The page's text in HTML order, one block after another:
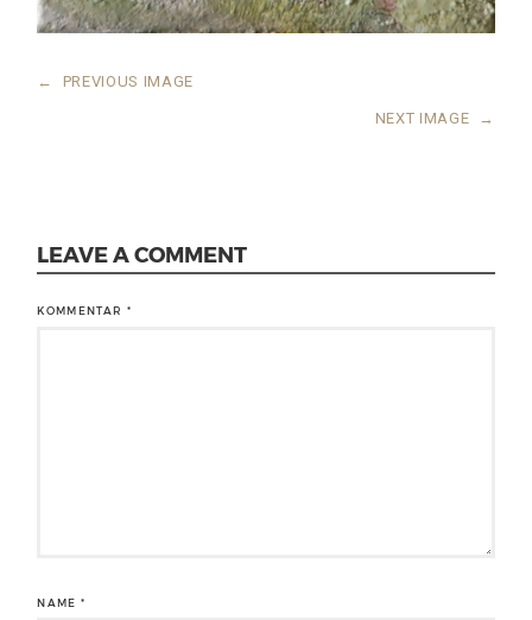
← PREVIOUS IMAGE
NEXT IMAGE →
LEAVE A COMMENT
KOMMENTAR *
NAME*